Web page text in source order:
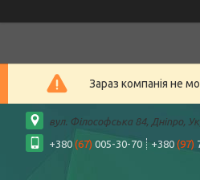
Зараз компанія не
вул. Філософська 84, Дніпро,
+380 (67) 005-30-70 +380 (97)